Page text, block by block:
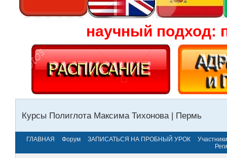
научный подход:
Курсы Полиглота Максима Тихонова | Пермь
ГЛАВНАЯ Форум ЗАПИСАТЬСЯ НА ПРОБНЫЙ УРОК
Участники